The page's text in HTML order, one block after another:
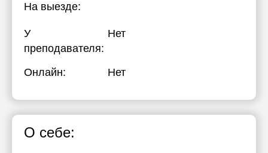
На выезде:
У
преподавателя:
Нет
Онлайн: Нет
О себе: